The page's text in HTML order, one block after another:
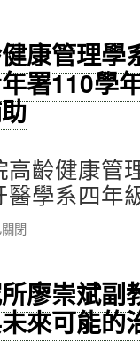
康管理學
署110學
齡健康管
醫學系四
閉
廖崇斌副
來可能的